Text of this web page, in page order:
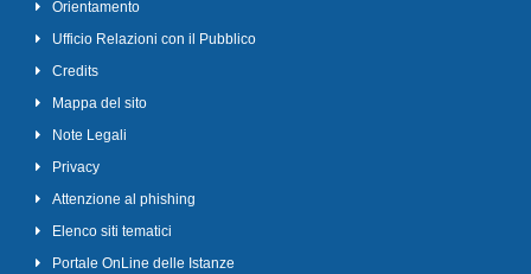
Orientamento
Ufficio Relazioni con il Pubblico
Credits
Mappa del sito
Note Legali
Privacy
Attenzione al phishing
Elenco siti tematici
Portale OnLine delle Istanze